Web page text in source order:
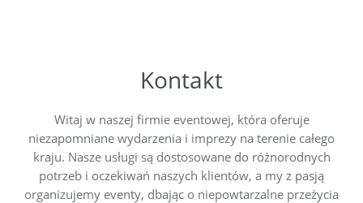
Kontakt
Witaj w naszej firmie eventowej, która oferuje
niezapomniane wydarzenia i imprezy na terenie całego
kraju. Nasze usługi są dostosowane do różnorodnych
potrzeb i oczekiwań naszych klientów, a my z pasją
organizujemy eventy, dbając o niepowtarzalne przeżycia